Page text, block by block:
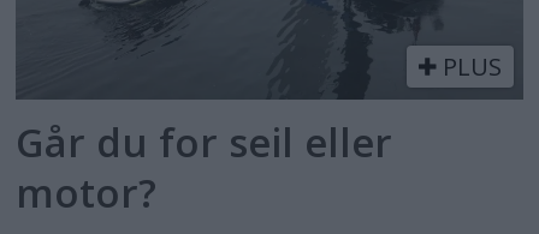
PLUS
Går du for seil eller
motor?